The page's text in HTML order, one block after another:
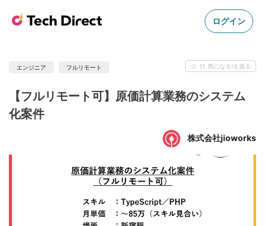
ログイン
エンジニア フルリモート 11 気になる!を送る
【フルリモート可】原価計算業務のシステム
化案件
株式会社jioworks